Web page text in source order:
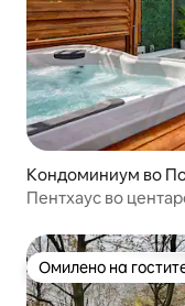
Кондоминиум во
Пентхаус во
Омилено на
Омилено на